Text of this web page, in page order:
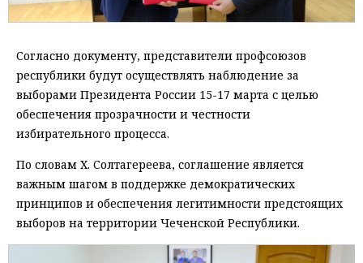
Согласно документу, представители профсоюзов
республики будут осуществлять наблюдение за
выборами Президента России 15-17 марта с целью
обеспечения прозрачности и честности
избирательного процесса.
По словам Х. Солтагереева, соглашение является
важным шагом в поддержке демократических
принципов и обеспечения легитимности предстоящих
выборов на территории Чеченской Республики.